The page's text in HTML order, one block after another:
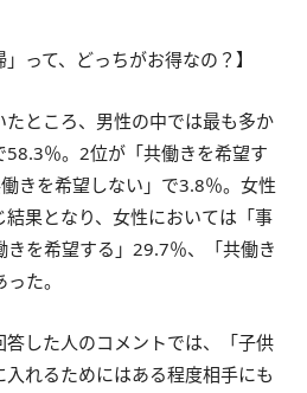
って、どっちがお得なの？】
ところ、男性の中では最も多か
58.3％。2位が「共働きを希望す
きを希望しない」で3.8％。女性
果となり、女性においては「事
を希望する」29.7％、「共働き
た。
した人のコメントでは、「子供
れるためにはある程度相手にも